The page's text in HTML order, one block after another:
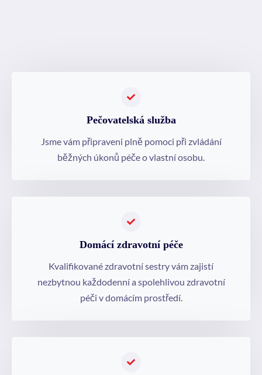
Pečovatelská služba
Jsme vám připraveni plně pomoci při zvládání
běžných úkonů péče o vlastní osobu.
Domácí zdravotní péče
Kvalifikované zdravotní sestry vám zajistí
nezbytnou každodenní a spolehlivou zdravotní
péči v domácím prostředí.